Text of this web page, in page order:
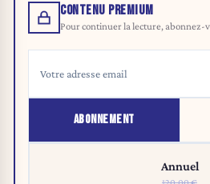
CONTENU PREMIUM
Pour continuer la lecture, abonnez-
ABONNEMENT
Annuel